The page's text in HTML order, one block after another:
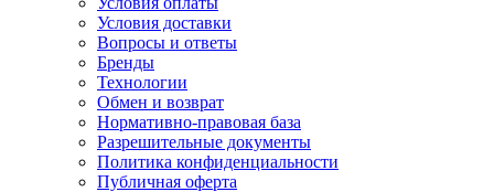
Условия доставки
Вопросы и ответы
Бренды
Технологии
Обмен и возврат
Нормативно-правовая база
Разрешительные документы
Политика конфиденциальности
Публичная оферта